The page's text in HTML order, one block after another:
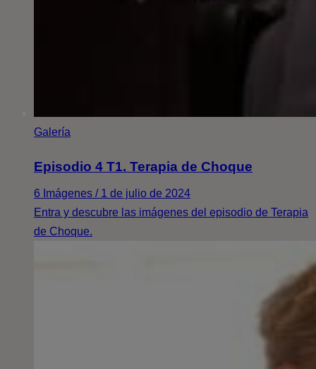
Galería
Episodio 4 T1. Terapia de Choque
6 Imágenes / 1 de julio de 2024
Entra y descubre las imágenes del episodio de Terapia
de Choque.